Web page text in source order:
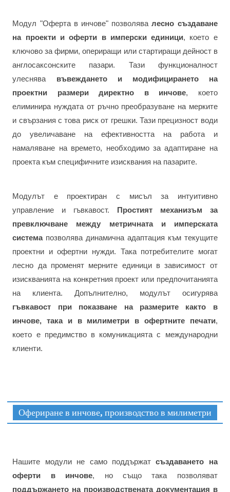
Модул "Оферта в инчове" позволявалесно създаване
на проекти и оферти в имперски единици, което е
ключово за фирми, опериращи или стартиращи дейност в
англосаксонските пазари. Тази функционалност
улеснява въвеждането и модифицирането на
проектни размери директно в инчове, което
елиминира нуждата от ръчно преобразуване на мерките
и свързания с това риск от грешки. Тази прецизност води
до увеличаване на ефективността на работа и
намаляване на времето, необходимо за адаптиране на
проекта към специфичните изисквания на пазарите.
Модулът е проектиран с мисъл за интуитивно
управление и гъвкавост.
Простият механизъм за
превключване между метричната и имперската
системапозволява динамична адаптация към текущите
проектни и офертни нужди. Така потребителите могат
лесно да променят мерните единици в зависимост от
изискванията на конкретния проект или предпочитанията
на клиента. Допълнително, модулът осигурява
гъвкавост при показване на размерите както в
инчове, така и в милиметри в офертните печати,
което е предимство в комуникацията с международни
клиенти.
Офериране в инчове, производство в милиметри
Нашите модули не само поддържатсъздаването на
оферти в инчове, но също така позволяват
поддържането на производствената документация в